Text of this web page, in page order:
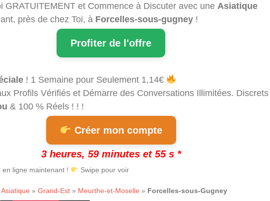
GRATUITEMENT et Commence à Discuter avec une Asiatique
près de chez Toi, à Forcelles-sous-gugney !
Profiter de l'offre
! 1 Semaine pour Seulement 1,14€
Profils Vérifiés et Démarre des Conversations Illimitées. Discrets
& 100 % Réels ! ! !
Créer mon compte
3 heures, 59 minutes et 54 s *
en ligne maintenant ! Swipe pour voir
» Grand-Est » Meurthe-et-Moselle » Forcelles-sous-Gugney